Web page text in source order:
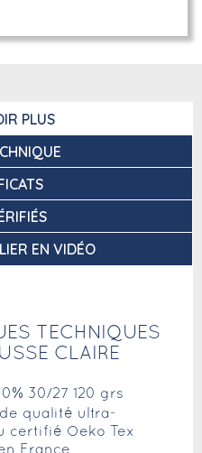
PLUS
EN VIDÉO
TECHNIQUES
CLAIRE
30/27 120 grs
de qualité ultra-
certifié Oeko Tex